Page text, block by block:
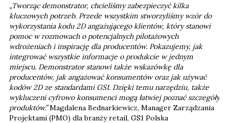
„Tworząc demonstrator, chcieliśmy zabezpieczyć kilka
kluczowych potrzeb. Przede wszystkim stworzyliśmy wzór do
wykorzystania kodu 2D angażującego klientów, który stanowi
pomoc w rozmowach o potencjalnych pilotażowych
wdrożeniach i inspirację dla producentów. Pokazujemy, jak
integrować wszystkie informacje o produkcie w jednym
miejscu. Demonstrator stanowi także wskazówkę dla
producentów, jak angażować konsumentów oraz jak używać
kodów 2D ze standardami GS1. Dzięki temu narzędziu, także
wykluczeni cyfrowo konsumenci mogą łatwiej poznać szczegóły
produktów.”Magdalena Bednarkiewicz, Manager Zarządzania
Projektami (PMO) dla branży retail, GS1 Polska